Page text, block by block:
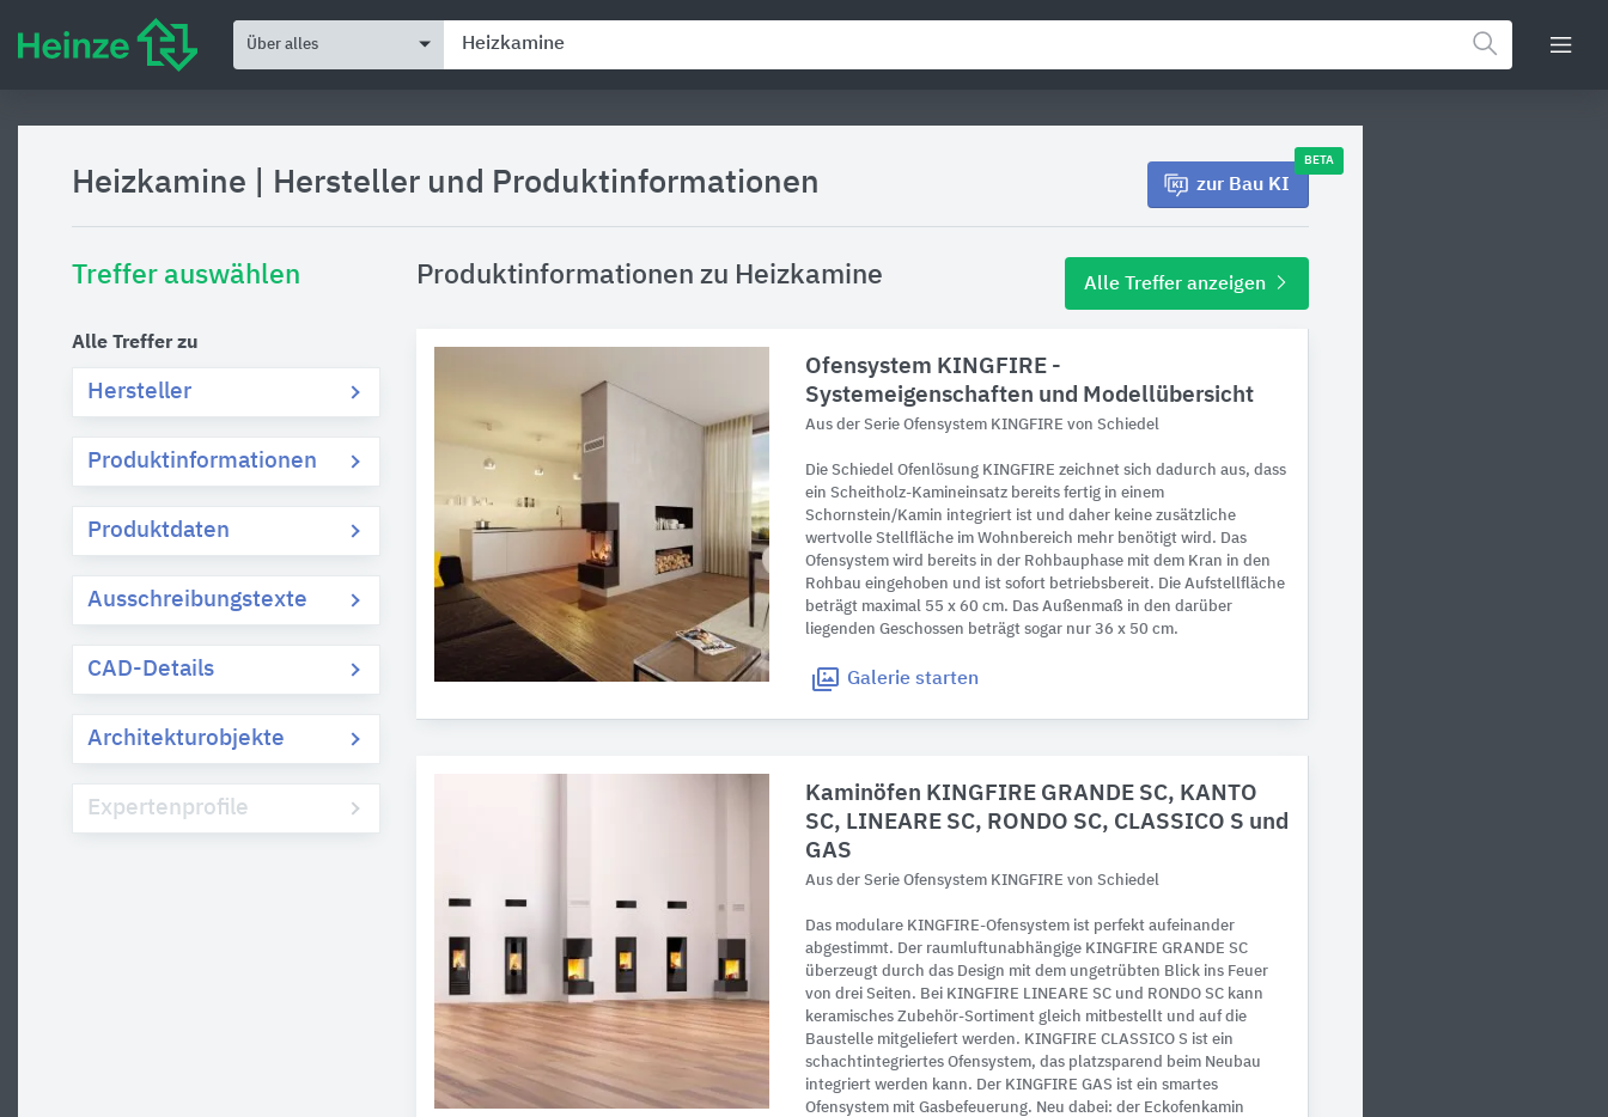
Über alles
Heizkamine Hersteller und Produktinformationen zur Bau KI
BETA
Treffer auswählen
Alle Treffer zu
Hersteller
Produktinformationen
Produktdaten
Ausschreibungstexte
CAD-Details
Architekturobjekte
Expertenprofile
Produktinformationen zu Heizkamine Alle Treffer anzeigen
Ofensystem KINGFIRE -
Systemeigenschaften und Modellübersicht
Aus der Serie Ofensystem KINGFIRE von Schiedel
Die Schiedel Ofenlösung KINGFIRE zeichnet sich dadurch aus, dass
ein Scheitholz-Kamineinsatz bereits fertig in einem
Schornstein/Kamin integriert ist und daher keine zusätzliche
wertvolle Stellfläche im Wohnbereich mehr benötigt wird. Das
Ofensystem wird bereits in der Rohbauphase mit dem Kran in den
Rohbau eingehoben und ist sofort betriebsbereit. Die Aufstellfläche
beträgt maximal 55 x 60 cm. Das Außenmaß in den darüber
liegenden Geschossen beträgt sogar nur 36 x 50 cm.
Galerie starten
Kaminöfen KINGFIRE GRANDE SC, KANTO
SC, LINEARE SC, RONDO SC, CLASSICO S und
GAS
Aus der Serie Ofensystem KINGFIRE von Schiedel
Das modulare KINGFIRE-Ofensystem ist perfekt aufeinander
abgestimmt. Der raumluftunabhängige KINGFIRE GRANDE SC
überzeugt durch das Design mit dem ungetrübten Blick ins Feuer
von drei Seiten. Bei KINGFIRE LINEARE SC und RONDO SC kann
keramisches Zubehör-Sortiment gleich mitbestellt und auf die
Baustelle mitgeliefert werden. KINGFIRE CLASSICO S ist ein
schachtintegriertes Ofensystem, das platzsparend beim Neubau
integriert werden kann. Der KINGFIRE GAS ist ein smartes
Ofensystem mit Gasbefeuerung. Neu dabei: der Eckofenkamin